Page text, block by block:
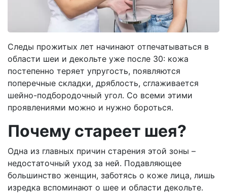
Следы прожитых лет начинают отпечатываться в
области шеи и декольте уже после 30: кожа
постепенно теряет упругость, появляются
поперечные складки, дряблость, сглаживается
шейно-подбородочный угол. Со всеми этими
проявлениями можно и нужно бороться.
Почему стареет шея?
Одна из главных причин старения этой зоны –
недостаточный уход за ней. Подавляющее
большинство женщин, заботясь о коже лица, лишь
изредка вспоминают о шее и области декольте.